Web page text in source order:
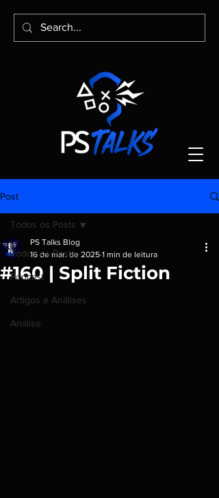
Post
Todos os Posts
Podcast
Artigos e Análises
Análise
Todos os Posts
#160 | Split Fiction
PS Talks Blog
16 de mar. de 2025 1 min de leitura